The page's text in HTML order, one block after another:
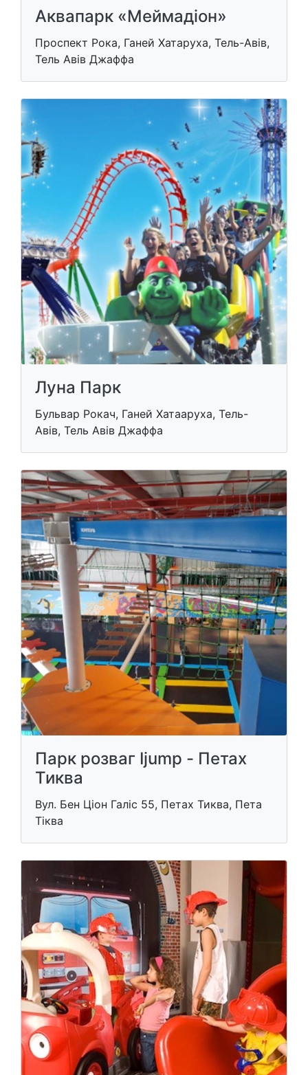
Аквапарк «Меймадіон»
Проспект Рока, Ганей Хатаруха, Тель-Авів,
Тель Авів Джаффа
Луна Парк
Бульвар Рокач, Ганей Хатааруха, Тель-
Авів, Тель Авів Джаффа
Парк розваг Ijump - Петах
Тиква
Вул. Бен Ціон Галіс 55, Петах Тиква, Пета
Тіква